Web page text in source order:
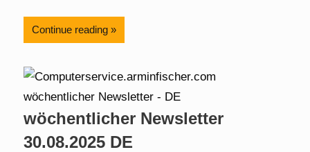
Continue reading
wöchentlicher Newsletter
30.08.2025 DE